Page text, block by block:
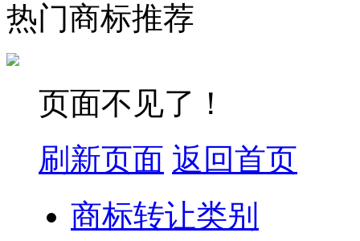
热门商标推荐
页面不见了！
刷新页面 返回首页
商标转让类别